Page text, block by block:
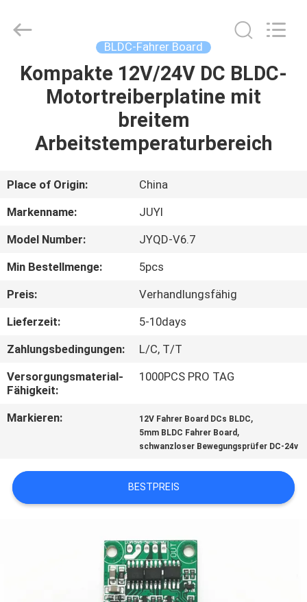
STARTSEITE
ÜBER
FABRIK
TOUR
QUALITÄTSKONTROLLE
KONTAKT
NACHRICHTEN
ALLE
FÄLLE
REFERENZEN
Motor
Technology
Reserved.
BLDC-Fahrer Board
Kompakte 12V/24V DC BLDC-
Motortreiberplatine mit
breitem
Arbeitstemperaturbereich
Place of Origin:
China
Markenname:
JUYI
Model Number:
JYQD-V6.7
Min Bestellmenge:
5pcs
Preis:
Verhandlungsfähig
Lieferzeit:
5-10days
Zahlungsbedingungen:
L/C, T/T
Versorgungsmaterial-
Fähigkeit:
1000PCS PRO TAG
Markieren: 12V Fahrer Board DCs BLDC,
5mm BLDC Fahrer Board ,
schwanzloser Bewegungsprüfer DC-24v
BESTPREIS